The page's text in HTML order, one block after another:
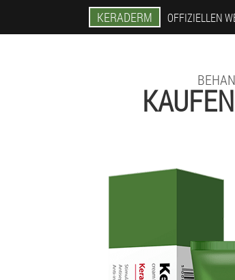
KERADERM OFFIZIELLEN